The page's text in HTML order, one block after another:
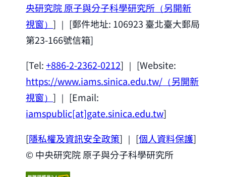
央研究院 原子與分子科學研究所 （另開新
視窗）] ｜ [郵件地址: 106923 臺北臺大郵局
第23-166號信箱]
[Tel:+886-2-2362-0212] ｜ [Website:
https://www.iams.sinica.edu.tw/ （另開新
視窗）] ｜ [Email:
iamspublic[at]gate.sinica.edu.tw]
[隱私權及資訊安全政策] ｜ [個人資料保護]
© 中央研究院 原子與分子科學研究所